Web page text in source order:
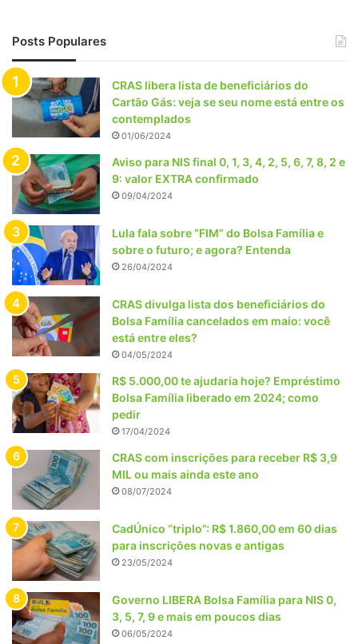
Posts Populares
CRAS libera lista de beneficiários do
Cartão Gás: veja se seu nome está entre os
contemplados
01/06/2024
Aviso para NIS final 0, 1, 3, 4, 2, 5, 6, 7, 8, 2 e
9: valor EXTRA confirmado
09/04/2024
Lula fala sobre “FIM” do Bolsa Família e
sobre o futuro; e agora? Entenda
26/04/2024
CRAS divulga lista dos beneficiários do
Bolsa Família cancelados em maio: você
está entre eles?
04/05/2024
R$ 5.000,00 te ajudaria hoje? Empréstimo
Bolsa Família liberado em 2024; como
pedir
17/04/2024
CRAS com inscrições para receber R$ 3,9
MIL ou mais ainda este ano
08/07/2024
CadÚnico “triplo”: R$ 1.860,00 em 60 dias
para inscrições novas e antigas
23/05/2024
Governo LIBERA Bolsa Família para NIS 0,
3, 5, 7, 9 e mais em poucos dias
06/05/2024